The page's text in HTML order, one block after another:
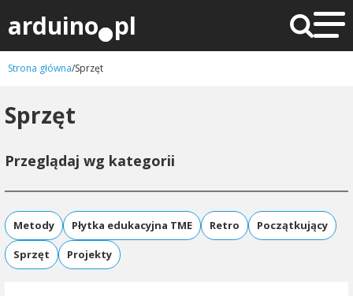
arduino pl
Strona główna/Sprzęt
Sprzęt
Przeglądaj wg kategorii
Metody Płytka edukacyjna TME Retro Początkujący
Sprzęt Projekty